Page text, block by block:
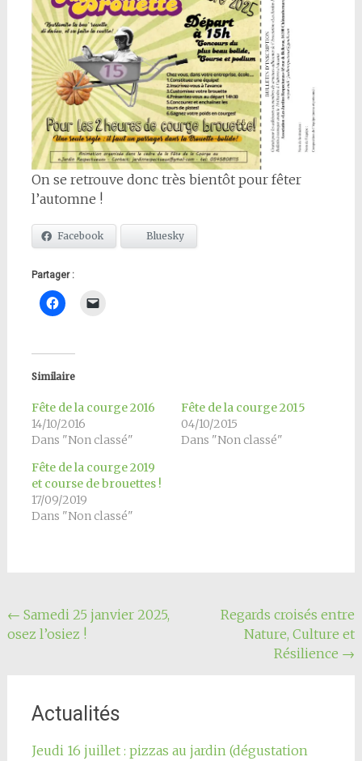
On se retrouve donc très bientôt pour fêter
l’automne !
Facebook Bluesky
Partager :
Similaire
Fête de la courge 2016
14/10/2016
Dans "Non classé"
Fête de la courge 2015
04/10/2015
Dans "Non classé"
Fête de la courge 2019
et course de brouettes !
17/09/2019
Dans "Non classé"
Navigation
de
← Samedi 25 janvier 2025,
osez l’osiez !
Regards croisés entre
Nature, Culture et
Résilience →
Actualités
Jeudi 16 juillet : pizzas au jardin (dégustation